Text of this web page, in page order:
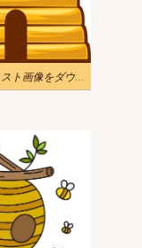
蜂の巣 イラスト画像をダウンロード 2